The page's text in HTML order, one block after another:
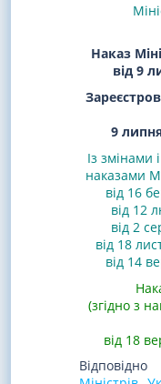
Наказ
від 9
9
Із
наказами
від 16
від 12
від 2
від 18
від 14
(згідно з
від 18